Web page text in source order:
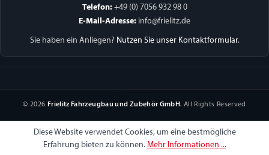
Telefon:+49 (0) 7056 932 98 0
E-Mail-Adresse: info@frielitz.de
Sie haben ein Anliegen? Nutzen Sie unser Kontaktformular.
© 2026 Frielitz Fahrzeugbau und Zubehör GmbH. All Rights Reserved
Diese Website verwendet Cookies, um eine bestmögliche
Erfahrung bieten zu können. Mehr Informationen ...